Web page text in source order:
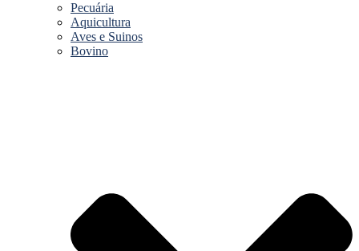
Pecuária
Aquicultura
Aves e Suinos
Bovino